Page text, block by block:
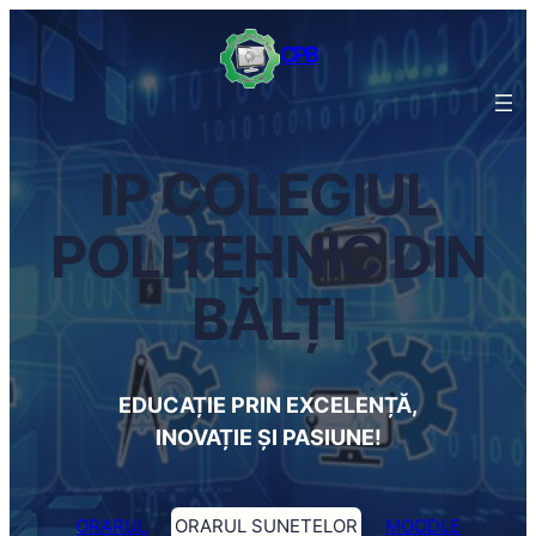
conținut
CPB
IPCOLEGIUL
POLITEHNIC DIN
BĂLȚI
EDUCAȚIE PRIN EXCELENȚĂ,
INOVAȚIE ȘI PASIUNE!
ORARUL ORARUL SUNETELOR MOODLE